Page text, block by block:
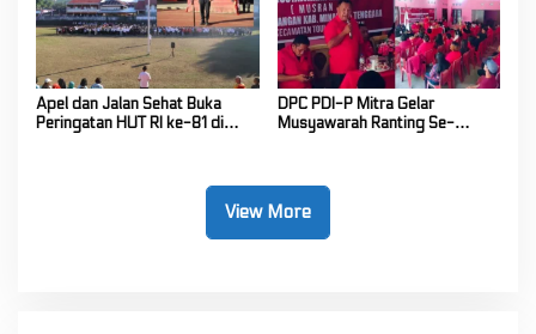
Apel dan Jalan Sehat Buka
Peringatan HUT RI ke-81 di
DPC PDI-P Mitra Gelar
Musyawarah Ranting Se-
View More